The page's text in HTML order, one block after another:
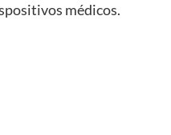
médicos.